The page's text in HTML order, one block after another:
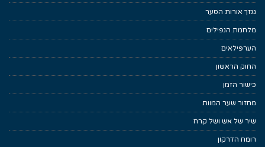
גנזך אורות הסער
מלחמת הנפילים
הערפילאים
החוק הראשון
כישור הזמן
מחזור שער המוות
שיר של אש ושל קרח
רומח הדרקון